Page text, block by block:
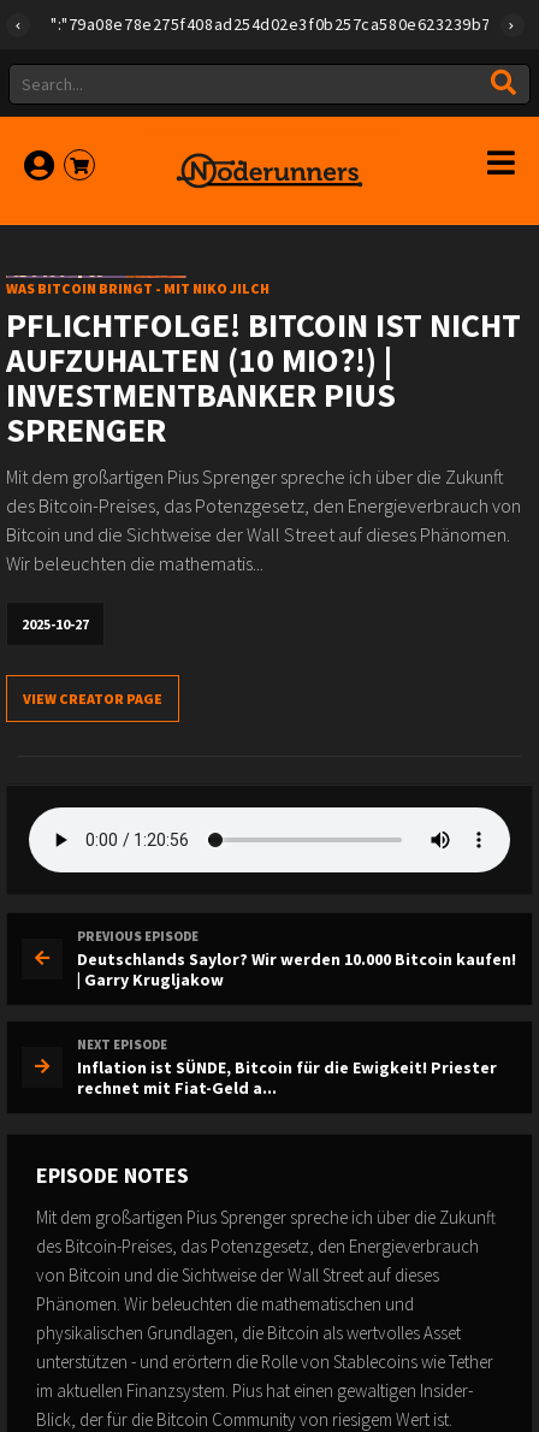
WAS BITCOIN BRINGT - MIT NIKO JILCH
PFLICHTFOLGE! BITCOIN IST NICHT
AUFZUHALTEN (10 MIO?!) |
INVESTMENTBANKER PIUS
SPRENGER
Mit dem großartigen Pius Sprenger spreche ich über die Zukunft
des Bitcoin-Preises, das Potenzgesetz, den Energieverbrauch von
Bitcoin und die Sichtweise der Wall Street auf dieses Phänomen.
Wir beleuchten die mathematis...
2025-10-27
VIEW CREATOR PAGE
PREVIOUS EPISODE
Deutschlands Saylor? Wir werden 10.000 Bitcoin kaufen!
| Garry Krugljakow
NEXT EPISODE
Inflation ist SÜNDE, Bitcoin für die Ewigkeit! Priester
rechnet mit Fiat-Geld a...
EPISODE NOTES
Mit dem großartigen Pius Sprenger spreche ich über die Zukunft
des Bitcoin-Preises, das Potenzgesetz, den Energieverbrauch
von Bitcoin und die Sichtweise der Wall Street auf dieses
Phänomen. Wir beleuchten die mathematischen und
physikalischen Grundlagen, die Bitcoin als wertvolles Asset
unterstützen - und erörtern die Rolle von Stablecoins wie Tether
im aktuellen Finanzsystem. Pius hat einen gewaltigen Insider-
Blick, der für die Bitcoin Community von riesigem Wert ist.